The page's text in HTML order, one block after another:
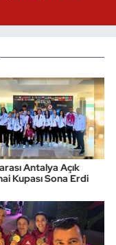
Antalya Açık
Kupası Sona Erdi